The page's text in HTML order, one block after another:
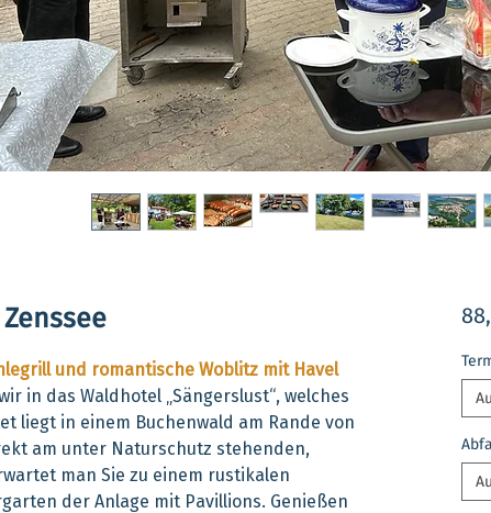
und romantische Woblitz mit Havel
in das Waldhotel „Sängerslust“, welches
liegt in einem Buchenwald am Rande von
am unter Naturschutz stehenden,
man Sie zu einem rustikalen
der Anlage mit Pavillions. Genießen